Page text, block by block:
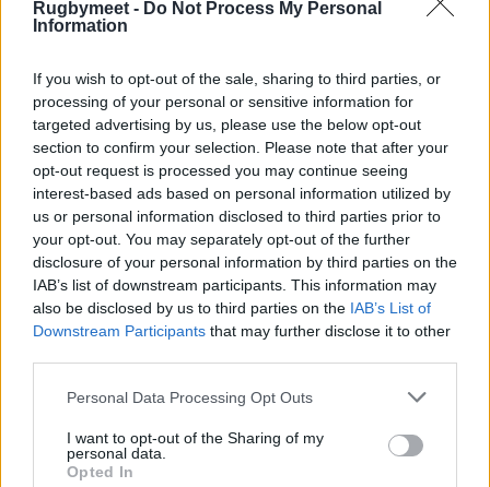
Rugbymeet - Do Not Process My Personal
Information
If you wish to opt-out of the sale, sharing to third parties, or
processing of your personal or sensitive information for
targeted advertising by us, please use the below opt-out
section to confirm your selection. Please note that after your
opt-out request is processed you may continue seeing
interest-based ads based on personal information utilized by
us or personal information disclosed to third parties prior to
your opt-out. You may separately opt-out of the further
disclosure of your personal information by third parties on the
IAB’s list of downstream participants. This information may
also be disclosed by us to third parties on the IAB’s List of
Downstream Participants that may further disclose it to other
Personal Data Processing Opt Outs
I want to opt-out of the Sharing of my
personal data.
Opted In
Reggio Emilia, Stadio "Mirabello" – sabato 16
maggio, ore 17.35 - Serie A Elite Maschile,
semifinale ritorno – diretta Rai Sport/RaiPlay
Valorugby Emilia: Brisighella; Bruno, Cuminetti,
Leituala, Colombo; Hugo, Casilio; Ruaro,
Wagenpfeil (cap), Sbrocco; Du Preez,
Schinchirimini; D'Amico, Cruz, Brugnara.
a disposizione: Musajo, Diaz, Favre, Portillo,
Roura, Milano, Cuoghi, Bianco all. Violi
Rugby Viadana 1970: Ciardullo; Bronzini,
Orellana, Jannelli (cap), Ciofani; Ferro, Jelic;
Segovia, Colledan, Boschetti; Sommer, Bruni;